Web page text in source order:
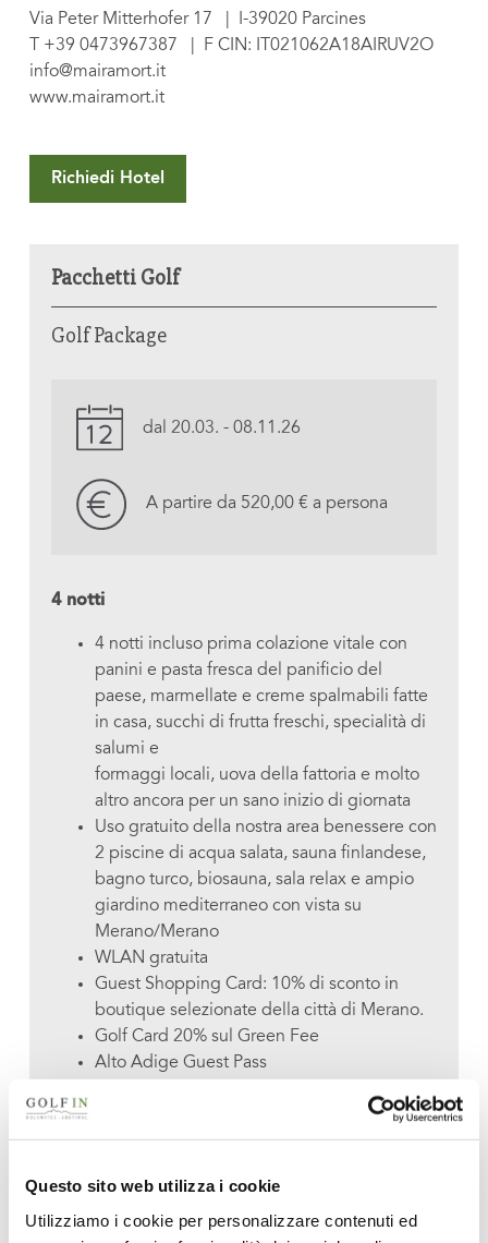
Questo sito web utilizza i cookie
Utilizziamo i cookie per personalizzare contenuti ed
Via Peter Mitterhofer 17 | I-39020 Parcines
T +39 0473967387
| F CIN: IT021062A18AIRUV2O
info@mairamort.it
www.mairamort.it
Richiedi Hotel
Pacchetti Golf
Golf Package
dal 20.03. - 08.11.26
A partire da 520,00 € a persona
4 notti
4 notti incluso prima colazione vitale con
panini e pasta fresca del panificio del
paese, marmellate e creme spalmabili fatte
in casa, succhi di frutta freschi, specialità di
salumi e
formaggi locali, uova della fattoria e molto
altro ancora per un sano inizio di giornata
Uso gratuito della nostra area benessere con
2 piscine di acqua salata, sauna finlandese,
bagno turco, biosauna, sala relax e ampio
giardino mediterraneo con vista su
Merano/Merano
WLAN gratuita
Guest Shopping Card: 10% di sconto in
boutique selezionate della città di Merano.
Golf Card 20% sul Green Fee
Alto Adige Guest Pass
1 aperitivo di benvenuto nel nostro
piazza del paese di Parcines
3 ore di relax e svago alle terme di Merano